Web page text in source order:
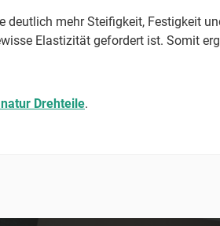
deutlich mehr Steifigkeit, Festigkeit
Elastizität gefordert ist. Somit
natur Drehteile.